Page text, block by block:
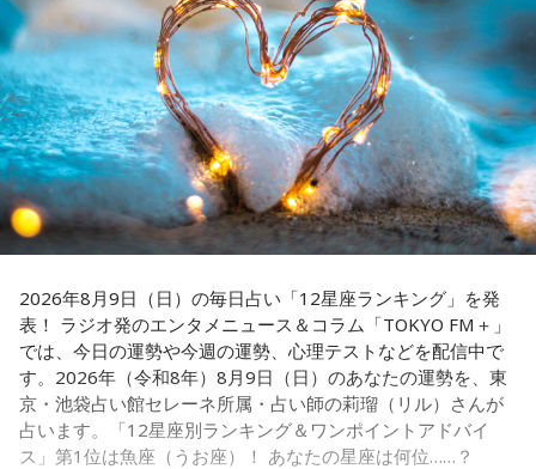
■実況：師岡正雄アナウンサー
■番組X：@showup1242
■ハッシュタグ：#ショウアップナイター #60n
■メールアドレス：89@1242.com
■番組ホームページ：https://www.1242.com/showup
ペナントレースも終盤に差し掛かり、古巣・ヤクルトにとっ
て勝負の夏となる神宮球場の一戦での髙津氏ならではの視点
に注目が集まる。
『ニッポン放送ショウアップナイター』では、今後も60周年
のアニバーサリーイヤーにふさわしい球界のレジェンドたち
がスペシャルゲスト解説者として登場する。さらに、リスナ
ーにとって嬉しい夏の味覚や現金が当たるプレゼント企画も
実施する。
■髙津臣吾 コメント
「ショウアップナイター」をお聴きの皆さま、ご無沙汰して
2026年8月9日（日）の毎日占い「12星座ランキング」を発
表！ ラジオ発のエンタメニュース＆コラム「TOKYO FM＋」
では、今日の運勢や今週の運勢、心理テストなどを配信中で
す。2026年（令和8年）8月9日（日）のあなたの運勢を、東
京・池袋占い館セレーネ所属・占い師の莉瑠（リル）さんが
占います。「12星座別ランキング＆ワンポイントアドバイ
ス」第1位は魚座（うお座）！ あなたの星座は何位……？